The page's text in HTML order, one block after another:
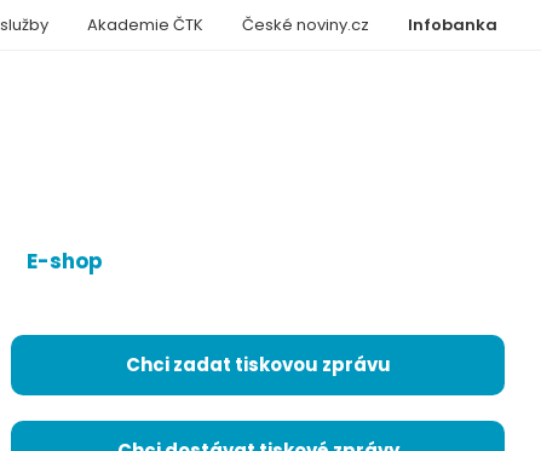
E-shop
Infobanka
Akademie ČTK České noviny.cz
Chci zadat tiskovou zprávu